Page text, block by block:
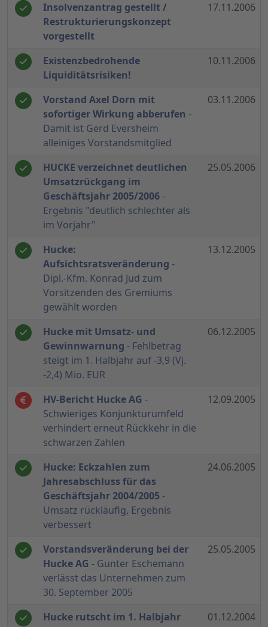
Insolvenzantrag gestellt /
Restrukturierungskonzept
vorgestellt
17.11.2006
Existenzbedrohende
Liquiditätsrisiken!
10.11.2006
Vorstand Axel Dorn mit
sofortiger Wirkung abberufen -
Damit ist Gerd Eversheim
alleiniges Vorstandsmitglied
03.11.2006
HUCKE verzeichnet deutlichen
Umsatzrückgang im
Geschäftsjahr 2005/2006 -
Ergebnis "deutlich schlechter als
im Vorjahr"
25.05.2006
Hucke:
Aufsichtsratsveränderung -
Dipl.-Kfm. Konrad Jud zum
Vorsitzenden des Gremiums
gewählt worden
13.12.2005
Hucke mit Umsatz- und
Gewinnwarnung - Fehlbetrag
steigt im 1. Halbjahr auf -3,9 (Vj.
-2,4) Mio. EUR
06.12.2005
HV-Bericht Hucke AG -
Schwieriges Konjunkturumfeld
verhindert erneut Rückkehr in die
schwarzen Zahlen
12.09.2005
Hucke: Eckzahlen zum
Jahresabschluss für das
Geschäftsjahr 2004/2005 -
Umsatz rückläufig, Ergebnis
verbessert
24.06.2005
Vorstandsveränderung bei der
Hucke AG - Gunter Eschemann
verlässt das Unternehmen zum
30. September 2005
25.05.2005
Hucke rutscht im 1. Halbjahr
01.12.2004